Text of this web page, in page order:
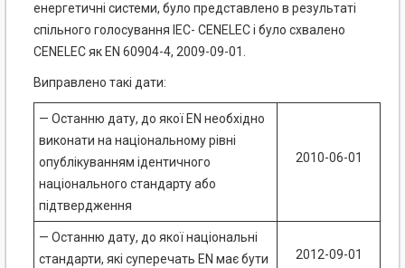
енергетичні системи, було представлено в результаті
спільного голосування ІЕС- CENELEC і було схвалено
CENELEC як EN 60904-4, 2009-09-01.
Виправлено такі дати:
— Останню дату, до якої EN необхідно
виконати на національному рівні
опублікуванням ідентичного
національного стандарту або
підтвердження
2010-06-01
— Останню дату, до якої національні
стандарти, які суперечать EN має бути
2012-09-01